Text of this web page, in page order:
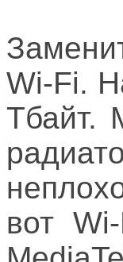
Wi-Fi.
Тбайт.
вот